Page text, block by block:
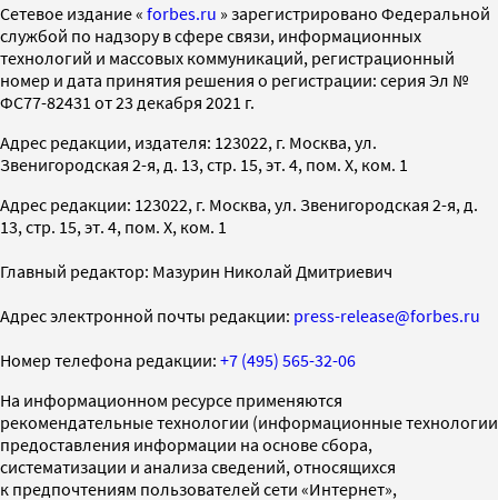
Cетевое издание « forbes.ru » зарегистрировано Федеральной
службой по надзору в сфере связи, информационных
технологий и массовых коммуникаций, регистрационный
номер и дата принятия решения о регистрации: серия Эл №
ФС77-82431 от 23 декабря 2021 г.
Адрес редакции, издателя: 123022, г. Москва, ул.
Звенигородская 2-я, д. 13, стр. 15, эт. 4, пом. X, ком. 1
Адрес редакции: 123022, г. Москва, ул. Звенигородская 2-я, д.
13, стр. 15, эт. 4, пом. X, ком. 1
Главный редактор: Мазурин Николай Дмитриевич
Адрес электронной почты редакции: press-release@forbes.ru
Номер телефона редакции: +7 (495) 565-32-06
На информационном ресурсе применяются
рекомендательные технологии (информационные технологии
предоставления информации на основе сбора,
систематизации и анализа сведений, относящихся
к предпочтениям пользователей сети «Интернет»,